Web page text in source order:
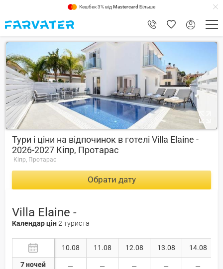
Кешбек 3% від Mastercard Більше
Тури і ціни на відпочинок в готелі Villa Elaine -
2026-2027 Кіпр, Протарас
Кіпр, Протарас
Обрати дату
Villa Elaine -
Календар цін2 туриста
7 ночей
10.08 11.08 12.08 13.08 14.08